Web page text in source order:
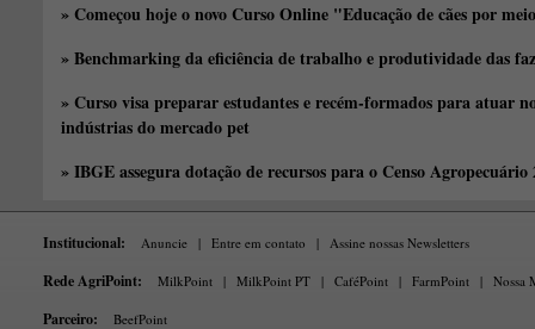
» Começou hoje o novo Curso Online "Educação de cães por
» Benchmarking da eficiência de trabalho e produtividade das
» Curso visa preparar estudantes e recém-formados para atuar
indústrias do mercado pet
» IBGE assegura dotação de recursos para o Censo Agropecuário
Institucional: Anuncie | Entre em contato | Assine nossas Newsletters
Rede AgriPoint: MilkPoint | MilkPoint PT | CaféPoint | FarmPoint | Nossa
Parceiro: BeefPoint